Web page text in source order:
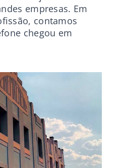
empresas. Em
contamos
chegou em